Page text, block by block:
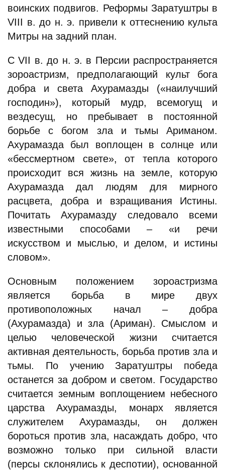
воинских подвигов. Реформы Заратуштры в
VIII в. до н. э. привели к оттеснению культа
Митры на задний план.
С VII в. до н. э. в Персии распространяется
зороастризм, предполагающий культ бога
добра и света Ахурамазды («наилучший
господин»), который мудр, всемогущ и
вездесущ, но пребывает в постоянной
борьбе с богом зла и тьмы Ариманом.
Ахурамазда был воплощен в солнце или
«бессмертном свете», от тепла которого
происходит вся жизнь на земле, которую
Ахурамазда дал людям для мирного
расцвета, добра и взращивания Истины.
Почитать Ахурамазду следовало всеми
известными способами – «и речи
искусством и мыслью, и делом, и истины
словом».
Основным положением зороастризма
является борьба в мире двух
противоположных начал – добра
(Ахурамазда) и зла (Ариман). Смыслом и
целью человеческой жизни считается
активная деятельность, борьба против зла и
тьмы. По учению Заратуштры победа
останется за добром и светом. Государство
считается земным воплощением небесного
царства Ахурамазды, монарх является
служителем Ахурамазды, он должен
бороться против зла, насаждать добро, что
возможно только при сильной власти
(персы склонялись к деспотии), основанной